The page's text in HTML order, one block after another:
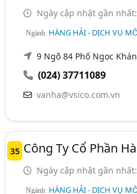
Ngày cập nhật gần
Ngành: HÀNG HẢI - DỊCH VỤ
9 Ngõ 84 Phố Ngọc
(024) 37711089
vanha@vsico.com.vn
35 Công Ty Cổ Phần
Ngày cập nhật gần
Ngành: HÀNG HẢI - DỊCH VỤ